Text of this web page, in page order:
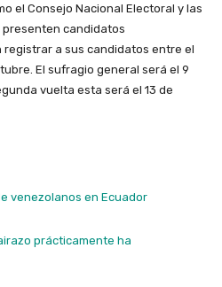
el Consejo Nacional Electoral y las
candidatos
a sus candidatos entre el
El sufragio general será el 9
vuelta esta será el 13 de
venezolanos en Ecuador
prácticamente ha